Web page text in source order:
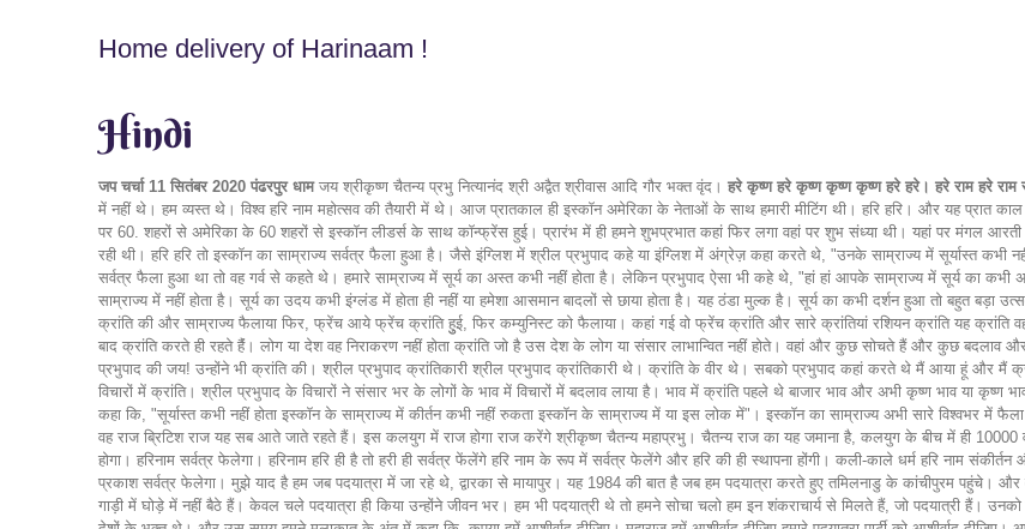
Home delivery of Harinaam !
Hindi
जप चर्चा 11 सितंबर 2020 पंढरपुर धामजय श्रीकृष्ण चैतन्य प्रभु नित्यानंद श्री अद्वैत श्रीवास आदि गौर भक्त वृंद। हरे कृष्ण हरे कृष्ण कृष्ण कृष्ण हरे हरे। हरे राम हरे राम
में नहीं थे। हम व्यस्त थे। विश्व हरि नाम महोत्सव की तैयारी में थे। आज प्रातकाल ही इस्कॉन अमेरिका के नेताओं के साथ हमारी मीटिंग थी। हरि हरि। और यह प्रात
पर 60. शहरों से अमेरिका के 60 शहरों से इस्कॉन लीडर्स के साथ कॉन्फ्रेंस हुई। प्रारंभ में ही हमने शुभप्रभात कहां फिर लगा वहां पर शुभ संध्या थी। यहां पर मंगल
रही थी। हरि हरि तो इस्कॉन का साम्राज्य सर्वत्र फैला हुआ है। जैसे इंग्लिश में श्रील प्रभुपाद कहे या इंग्लिश में अंग्रेज़ कहा करते थे, "उनके साम्राज्य में सूर्यास्त कभी
सर्वत्र फैला हुआ था तो वह गर्व से कहते थे। हमारे साम्राज्य में सूर्य का अस्त कभी नहीं होता है। लेकिन प्रभुपाद ऐसा भी कहे थे, "हां हां आपके साम्राज्य में सूर्य का कभी
साम्राज्य में नहीं होता है। सूर्य का उदय कभी इंग्लंड में होता ही नहीं या हमेशा आसमान बादलों से छाया होता है। यह ठंडा मुल्क है। सूर्य का कभी दर्शन हुआ तो बहुत बड़ा
क्रांति की और साम्राज्य फैलाया फिर, फ्रेंच आये फ्रेंच क्रांति हुुई, फिर कम्युनिस्ट को फैलाया। कहां गई वो फ्रेंच क्रांति और सारे क्रांतियां रशियन क्रांति यह
बाद क्रांति करते ही रहते हैंं। लोग या देश वह निराकरण नहीं होता क्रांति जो है उस देश के लोग या संसार लाभान्वित नहीं होते। वहां और कुछ सोचते हैं और कुछ बदलाव
प्रभुपाद की जय! उन्होंने भी क्रांति की। श्रील प्रभुपाद क्रांतिकारी श्रील प्रभुपाद क्रांतिकारी थे। क्रांति के वीर थे। सबको प्रभुपाद कहां करते थे मैं आया हूं और मैं
विचारों में क्रांति। श्रील प्रभुपाद के विचारों ने संसार भर के लोगों के भाव में विचारों में बदलाव लाया है। भाव में क्रांति पहले थे बाजार भाव और अभी कृष्ण भाव या
कहा कि, "सूर्यास्त कभी नहीं होता इस्कॉन के साम्राज्य में कीर्तन कभी नहीं रुकता इस्कॉन के साम्राज्य में या इस लोक में"। इस्कॉन का साम्राज्य अभी सारे विश्वभर में
वह राज ब्रिटिश राज यह सब आते जाते रहते हैं। इस कलयुग में राज होगा राज करेंगे श्रीकृष्ण चैतन्य महाप्रभु। चैतन्य राज का यह जमाना है, कलयुग के बीच में ही 10000
होगा। हरिनाम सर्वत्र फेलेगा। हरिनाम हरि ही है तो हरी ही सर्वत्र फेंलेंगे हरि नाम के रूप में सर्वत्र फेलेंगे और हरि की ही स्थापना होंगी। कली-काले धर्म हरि नाम
प्रकाश सर्वत्र फेलेगा। मुझे याद है हम जब पदयात्रा में जा रहे थे, द्वारका से मायापुर। यह 1984 की बात है जब हम पदयात्रा करते हुए तमिलनाडु के कांचीपुरम पहुंचे।
गाड़ी में घोड़े में नहीं बैठे हैं। केवल चले पदयात्रा ही किया उन्होंने जीवन भर। हम भी पदयात्री थे तो हमने सोचा चलो हम इन शंकराचार्य से मिलते हैं, जो पदयात्री हैं।